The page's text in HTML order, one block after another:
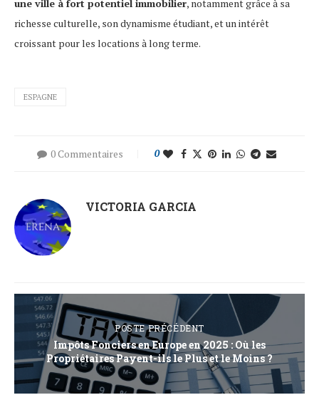
une ville à fort potentiel immobilier, notamment grâce à sa
richesse culturelle, son dynamisme étudiant, et un intérêt
croissant pour les locations à long terme.
ESPAGNE
0 Commentaires 0
VICTORIA GARCIA
POSTE PRÉCÉDENT
Impôts Fonciers en Europe en 2025 : Où les
Propriétaires Payent-ils le Plus et le Moins ?